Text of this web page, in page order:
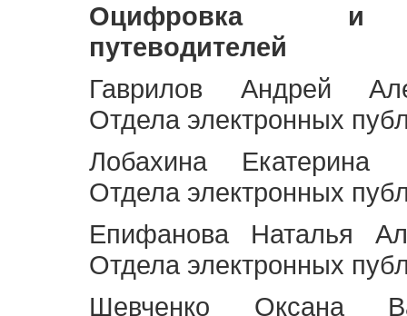
Оцифровка и
путеводителей
Гаврилов Андрей
Отдела электронных
Лобахина Екатерина
Отдела электронных
Епифанова Наталья
Отдела электронных
Шевченко Оксана